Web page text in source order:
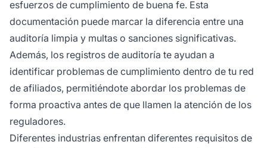
esfuerzos de cumplimiento de buena fe. Esta
documentación puede marcar la diferencia entre una
auditoría limpia y multas o sanciones significativas.
Además, los registros de auditoría te ayudan a
identificar problemas de cumplimiento dentro de tu red
de afiliados, permitiéndote abordar los problemas de
forma proactiva antes de que llamen la atención de los
reguladores.
Diferentes industrias enfrentan diferentes requisitos de